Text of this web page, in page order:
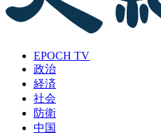
EPOCH TV
政治
経済
社会
防衛
中国